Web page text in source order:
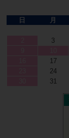
日
月
3
17
24
31